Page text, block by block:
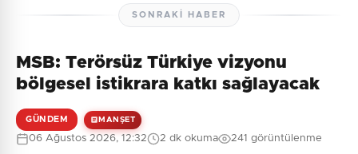
SONRAKI HABER
MSB: Terörsüz Türkiye vizyonu
bölgesel istikrara katkı sağlayacak
GÜNDEM MANŞET
06 Ağustos 2026, 12:32 2 dk okuma 241 görüntülenme